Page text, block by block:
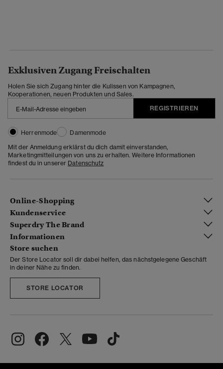
Exklusiven Zugang Freischalten
Holen Sie sich Zugang hinter die Kulissen von Kampagnen,
Kooperationen, neuen Produkten und Sales.
REGISTRIEREN
Herrenmode
Damenmode
Mit der Anmeldung erklärst du dich damit einverstanden,
Marketingmitteilungen von uns zu erhalten. Weitere Informationen
findest du in unserer Datenschutz
Online-Shopping
Kundenservice
Superdry The Brand
Informationen
Store suchen
Der Store Locator soll dir dabei helfen, das nächstgelegene Geschäft
in deiner Nähe zu finden.
STORE LOCATOR